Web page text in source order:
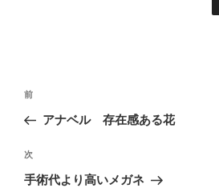
稿
ナ
ゲ
ー
前
の
稿
前
アナベル 存在感ある花
次
の
次
手術代より高いメガネ